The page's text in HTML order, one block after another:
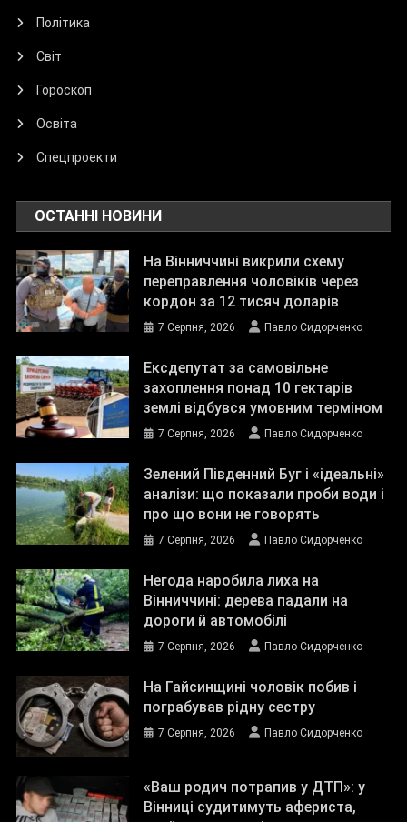
Політика
Світ
Гороскоп
Освіта
Спецпроекти
ОСТАННІ НОВИНИ
На Вінниччині викрили схему
переправлення чоловіків через
кордон за 12 тисяч доларів
7 Серпня, 2026 Павло Сидорченко
Ексдепутат за самовільне
захоплення понад 10 гектарів
землі відбувся умовним терміном
7 Серпня, 2026 Павло Сидорченко
Зелений Південний Буг і «ідеальні»
аналізи: що показали проби води і
про що вони не говорять
7 Серпня, 2026 Павло Сидорченко
Негода наробила лиха на
Вінниччині: дерева падали на
дороги й автомобілі
7 Серпня, 2026 Павло Сидорченко
На Гайсинщині чоловік побив і
пограбував рідну сестру
7 Серпня, 2026 Павло Сидорченко
«Ваш родич потрапив у ДТП»: у
Вінниці судитимуть афериста,